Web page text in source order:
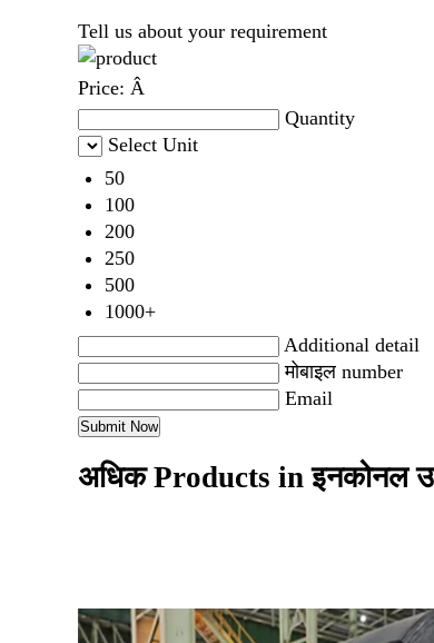
Tell us about your requirement
Price: Â
Quantity
Select Unit
50
100
200
250
500
1000+
Additional detail
मोबाइल number
Email
अधिक Products in इनकोनल